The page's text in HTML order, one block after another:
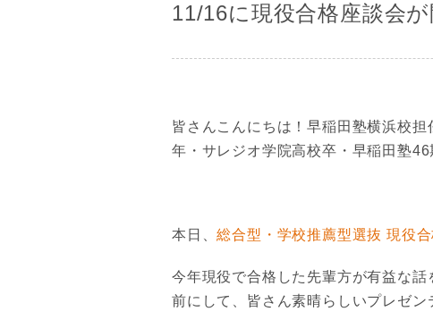
11/16に現役合格座談会
皆さんこんにちは！早稲田塾横浜校
年・サレジオ学院高校卒・早稲田塾46
本日、総合型・学校推薦型選抜 現役
今年現役で合格した先輩方が有益な
前にして、皆さん素晴らしいプレゼン